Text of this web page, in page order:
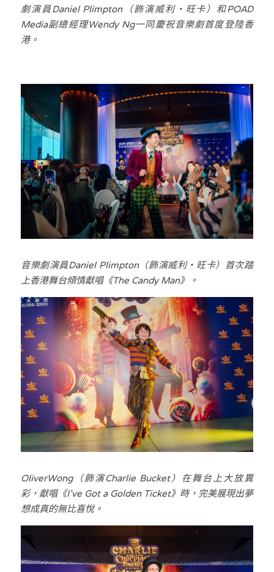
劇演員Daniel Plimpton（飾演威利・旺卡）和POAD
Media副總經理Wendy Ng一同慶祝音樂劇首度登陸香
港。
音樂劇演員Daniel Plimpton（飾演威利・旺卡）首次踏
上香港舞台傾情獻唱《The Candy Man》。
OliverWong（飾演Charlie Bucket）在舞台上大放異
彩，獻唱《I've Got a Golden Ticket》時，完美展現出夢
想成真的無比喜悅。